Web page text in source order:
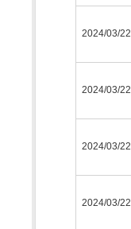
2024/03/22
2024/03/22
2024/03/22
2024/03/22